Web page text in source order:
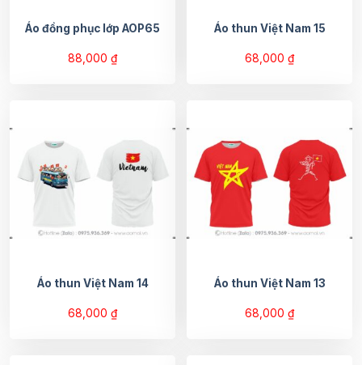
Áo đồng phục lớp AOP65
88,000 ₫
Áo thun Việt Nam 15
68,000 ₫
Áo thun Việt Nam 14
68,000 ₫
Áo thun Việt Nam 13
68,000 ₫